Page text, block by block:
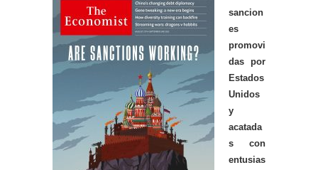
sancion
es
promovi
das por
Estados
Unidos
y
acatada
s con
entusias